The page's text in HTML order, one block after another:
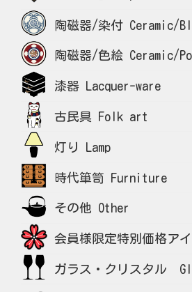
陶磁器/染付 Ceramic/
陶磁器/色絵 Ceramic/
漆器 Lacquer-ware
古民具 Folk art
灯り Lamp
時代箪笥 Furniture
その他 Other
会員様限定特別価格ア
ガラス・クリスタル